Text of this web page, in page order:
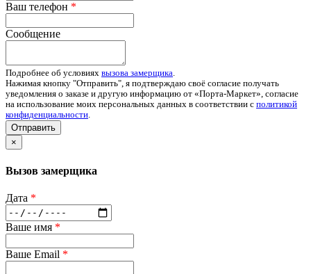
Ваш телефон *
Сообщение
Подробнее об условиях вызова замерщика.
Нажимая кнопку "Отправить", я подтверждаю своё согласие получать
уведомления о заказе и другую информацию от «Порта-Маркет», согласие
на использование моих персональных данных в соответствии с политикой
конфиденциальности.
Отправить
×
Вызов замерщика
Дата *
Ваше имя *
Ваше Email *